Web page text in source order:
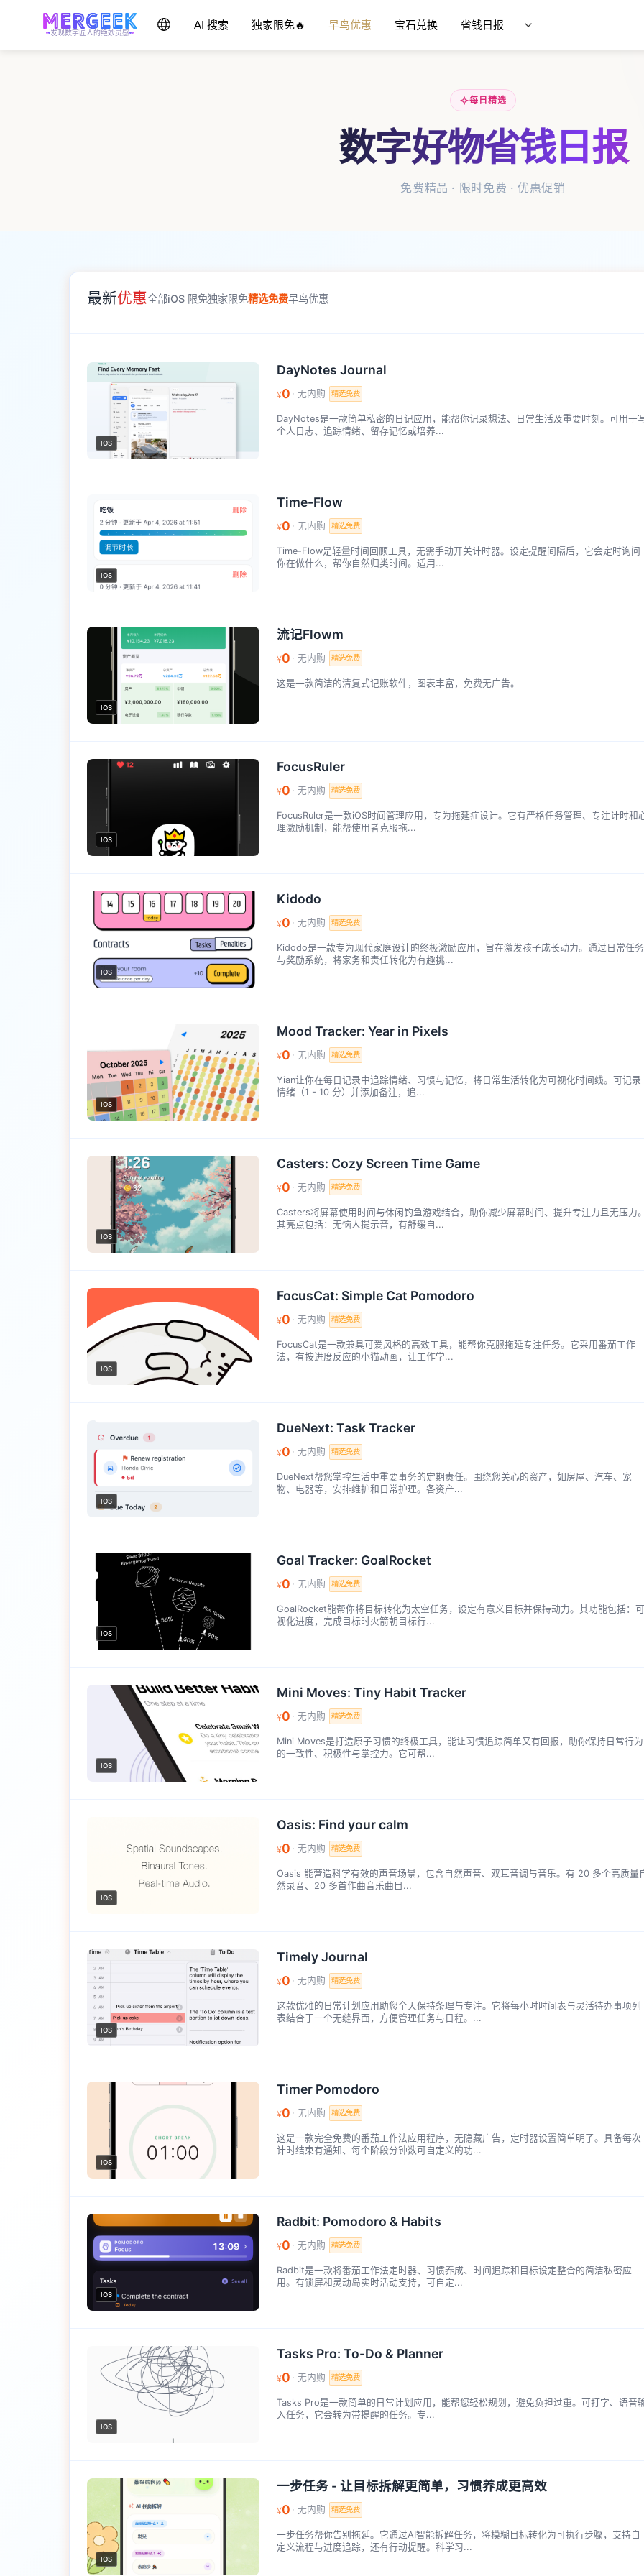
发现数字匠人的绝妙灵感
AI 搜索 独家限免🔥 早鸟优惠 宝石兑换 省钱日报
每日精选
数字好物省钱日报
免费精品 · 限时免费 · 优惠促销
最新优惠全部iOS 限免独家限免精选免费早鸟优惠
IOS
DayNotes Journal
¥0 · 无内购 精选免费
DayNotes是一款简单私密的日记应用，能帮你记录想法、日常生活及重要时刻。可用于
个人日志、追踪情绪、留存记忆或培养...
IOS
Time-Flow
¥0 · 无内购 精选免费
Time-Flow是轻量时间回顾工具，无需手动开关计时器。设定提醒间隔后，它会定时询问
你在做什么，帮你自然归类时间。适用...
IOS
流记Flowm
¥0 · 无内购 精选免费
这是一款简洁的清复式记账软件，图表丰富，免费无广告。
IOS
FocusRuler
¥0 · 无内购 精选免费
FocusRuler是一款iOS时间管理应用，专为拖延症设计。它有严格任务管理、专注计时和
理激励机制，能帮使用者克服拖...
IOS
Kidodo
¥0 · 无内购 精选免费
Kidodo是一款专为现代家庭设计的终极激励应用，旨在激发孩子成长动力。通过日常任务
与奖励系统，将家务和责任转化为有趣挑...
IOS
Mood Tracker: Year in Pixels
¥0 · 无内购 精选免费
Yian让你在每日记录中追踪情绪、习惯与记忆，将日常生活转化为可视化时间线。可记录
情绪（1 - 10 分）并添加备注，追...
IOS
Casters: Cozy Screen Time Game
¥0 · 无内购 精选免费
Casters将屏幕使用时间与休闲钓鱼游戏结合，助你减少屏幕时间、提升专注力且无压力
其亮点包括：无恼人提示音，有舒缓自...
IOS
FocusCat: Simple Cat Pomodoro
¥0 · 无内购 精选免费
FocusCat是一款兼具可爱风格的高效工具，能帮你克服拖延专注任务。它采用番茄工作
法，有按进度反应的小猫动画，让工作学...
IOS
DueNext: Task Tracker
¥0 · 无内购 精选免费
DueNext帮您掌控生活中重要事务的定期责任。围绕您关心的资产，如房屋、汽车、宠
物、电器等，安排维护和日常护理。各资产...
IOS
Goal Tracker: GoalRocket
¥0 · 无内购 精选免费
GoalRocket能帮你将目标转化为太空任务，设定有意义目标并保持动力。其功能包括：可
视化进度，完成目标时火箭朝目标行...
IOS
Mini Moves: Tiny Habit Tracker
¥0 · 无内购 精选免费
Mini Moves是打造原子习惯的终极工具，能让习惯追踪简单又有回报，助你保持日常行为
的一致性、积极性与掌控力。它可帮...
IOS
Oasis: Find your calm
¥0 · 无内购 精选免费
Oasis 能营造科学有效的声音场景，包含自然声音、双耳音调与音乐。有 20 多个高质量
然录音、20 多首作曲音乐曲目...
IOS
Timely Journal
¥0 · 无内购 精选免费
这款优雅的日常计划应用助您全天保持条理与专注。它将每小时时间表与灵活待办事项列
表结合于一个无缝界面，方便管理任务与日程。...
IOS
Timer Pomodoro
¥0 · 无内购 精选免费
这是一款完全免费的番茄工作法应用程序，无隐藏广告，定时器设置简单明了。具备每次
计时结束有通知、每个阶段分钟数可自定义的功...
IOS
Radbit: Pomodoro & Habits
¥0 · 无内购 精选免费
Radbit是一款将番茄工作法定时器、习惯养成、时间追踪和目标设定整合的简洁私密应
用。有锁屏和灵动岛实时活动支持，可自定...
IOS
Tasks Pro: To-Do & Planner
¥0 · 无内购 精选免费
Tasks Pro是一款简单的日常计划应用，能帮您轻松规划，避免负担过重。可打字、语音
入任务，它会转为带提醒的任务。专...
IOS
一步任务 - 让目标拆解更简单，习惯养成更高效
¥0 · 无内购 精选免费
一步任务帮你告别拖延。它通过AI智能拆解任务，将模糊目标转化为可执行步骤，支持自
定义流程与进度追踪，还有行动提醒。科学习...